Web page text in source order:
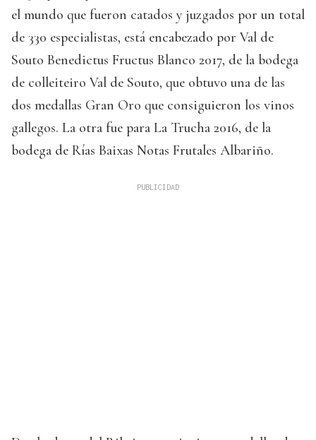
el mundo que fueron catados y juzgados por un total
de 330 especialistas, está encabezado por Val de
Souto Benedictus Fructus Blanco 2017, de la bodega
de colleiteiro Val de Souto, que obtuvo una de las
dos medallas Gran Oro que consiguieron los vinos
gallegos. La otra fue para La Trucha 2016, de la
bodega de Rías Baixas Notas Frutales Albariño.